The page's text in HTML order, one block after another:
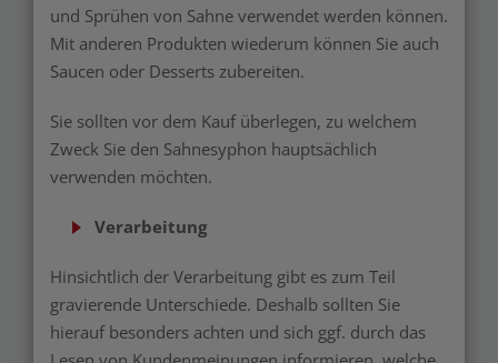
und Sprühen von Sahne verwendet werden können.
Mit anderen Produkten wiederum können Sie auch
Saucen oder Desserts zubereiten.
Sie sollten vor dem Kauf überlegen, zu welchem
Zweck Sie den Sahnesyphon hauptsächlich
verwenden möchten.
Verarbeitung
Hinsichtlich der Verarbeitung gibt es zum Teil
gravierende Unterschiede. Deshalb sollten Sie
hierauf besonders achten und sich ggf. durch das